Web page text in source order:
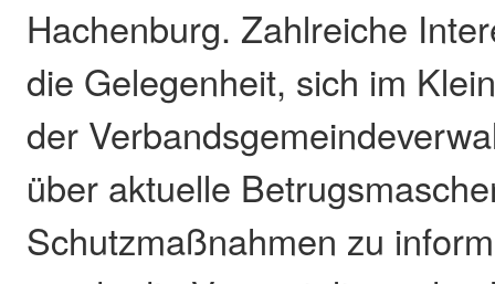
Hachenburg. Zahlreiche
die Gelegenheit, sich im
der
über aktuelle
Schutzmaßnahmen zu